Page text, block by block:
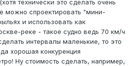
технически это сделать очень
можно спроектировать "мини-
и использовать как
реке - такое судно ведь 70 км/ч
интервалы маленькие, то это
хорошая конкуренция
Ну стоимость сделать, например,